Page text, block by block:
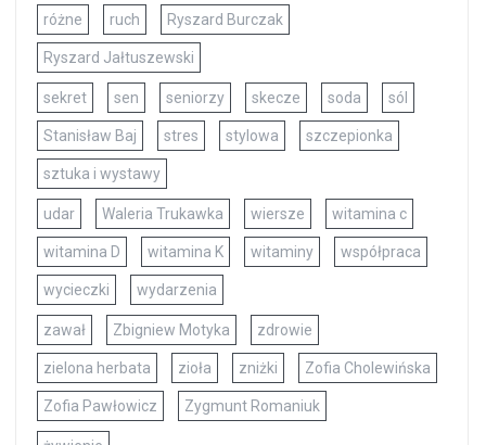
różne ruch Ryszard Burczak
Ryszard Jałtuszewski
sekret sen seniorzy skecze soda sól
Stanisław Baj stres stylowa szczepionka
sztuka i wystawy
udar Waleria Trukawka wiersze witamina c
witamina D witamina K witaminy współpraca
wycieczki wydarzenia
zawał Zbigniew Motyka zdrowie
zielona herbata zioła zniżki Zofia Cholewińska
Zofia Pawłowicz Zygmunt Romaniuk